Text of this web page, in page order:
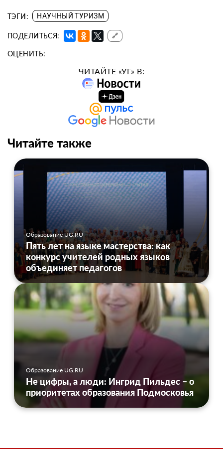
ТЭГИ: НАУЧНЫЙ ТУРИЗМ
ПОДЕЛИТЬСЯ: 🔗
ОЦЕНИТЬ:
ЧИТАЙТЕ «УГ» В:
Читайте также
Образование UG.RU
Пять лет на языке мастерства: как
конкурс учителей родных языков
объединяет педагогов
Образование UG.RU
Не цифры, а люди: Ингрид Пильдес – о
приоритетах образования Подмосковья